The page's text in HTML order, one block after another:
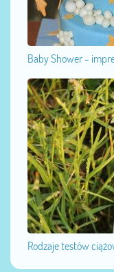
Baby Shower -
Rodzaje testów